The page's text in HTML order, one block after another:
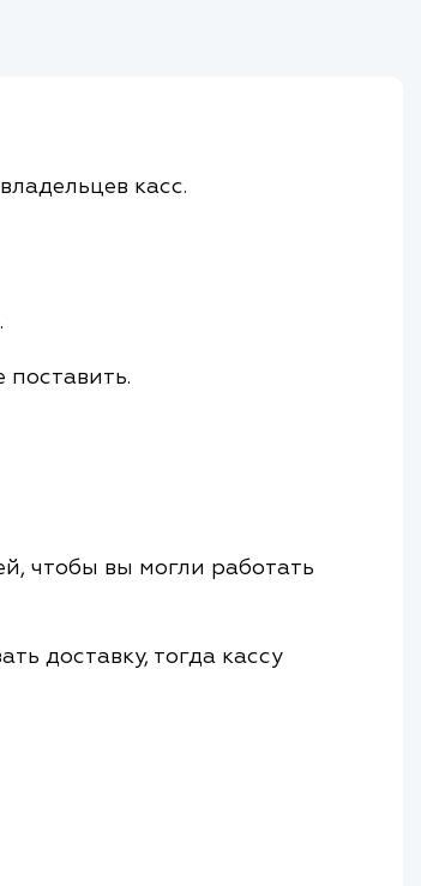
касс.
чтобы вы могли работать
доставку, тогда кассу